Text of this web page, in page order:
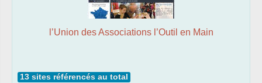
l’Union des Associations l’Outil en Main
13 sites référencés au total